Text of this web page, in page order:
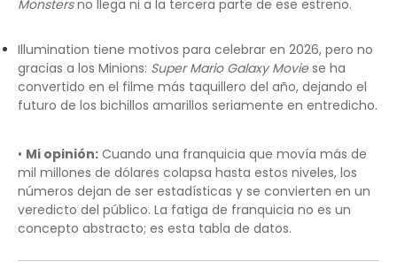
Monstersno llega ni a la tercera parte de ese estreno.
Illumination tiene motivos para celebrar en 2026, pero no
gracias a los Minions: Super Mario Galaxy Moviese ha
convertido en el filme más taquillero del año, dejando el
futuro de los bichillos amarillos seriamente en entredicho.
• Mi opinión: Cuando una franquicia que movía más de
mil millones de dólares colapsa hasta estos niveles, los
números dejan de ser estadísticas y se convierten en un
veredicto del público. La fatiga de franquicia no es un
concepto abstracto; es esta tabla de datos.